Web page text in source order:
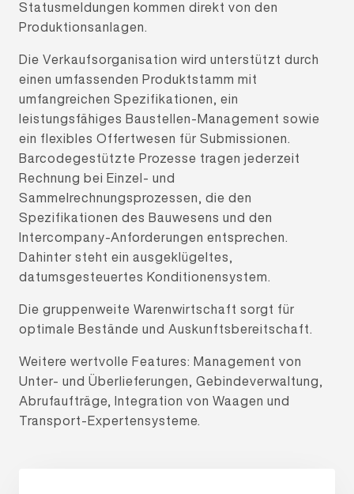
Statusmeldungen kommen direkt von den
Produktionsanlagen.
Die Verkaufsorganisation wird unterstützt durch
einen umfassenden Produktstamm mit
umfangreichen Spezifikationen, ein
leistungsfähiges Baustellen-Management sowie
ein flexibles Offertwesen für Submissionen.
Barcodegestützte Prozesse tragen jederzeit
Rechnung bei Einzel- und
Sammelrechnungsprozessen, die den
Spezifikationen des Bauwesens und den
Intercompany-Anforderungen entsprechen.
Dahinter steht ein ausgeklügeltes,
datumsgesteuertes Konditionensystem.
Die gruppenweite Warenwirtschaft sorgt für
optimale Bestände und Auskunftsbereitschaft.
Weitere wertvolle Features: Management von
Unter- und Überlieferungen, Gebindeverwaltung,
Abrufaufträge, Integration von Waagen und
Transport-Expertensysteme.